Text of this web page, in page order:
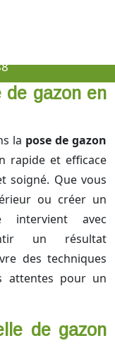
de gazon en
la pose de gazon
rapide et efficace
soigné. Que vous
ou créer un
intervient avec
un résultat
des techniques
attentes pour un
de gazon